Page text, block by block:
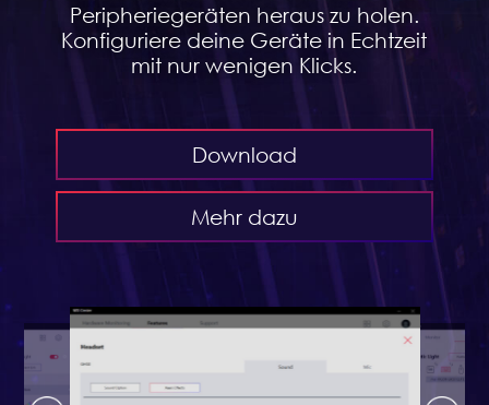
Peripheriegeräten heraus zu holen.
Konfiguriere deine Geräte in Echtzeit
mit nur wenigen Klicks.
Download
Mehr dazu